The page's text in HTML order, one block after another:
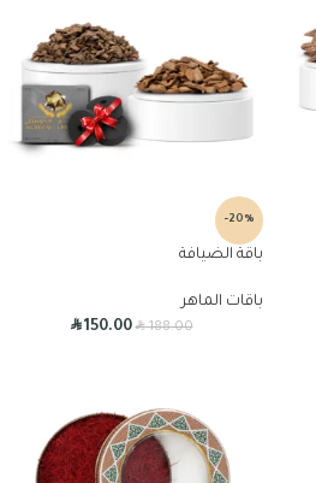
-20%
باقة الضيافة
باقات الماهر
R188.00
R150.00